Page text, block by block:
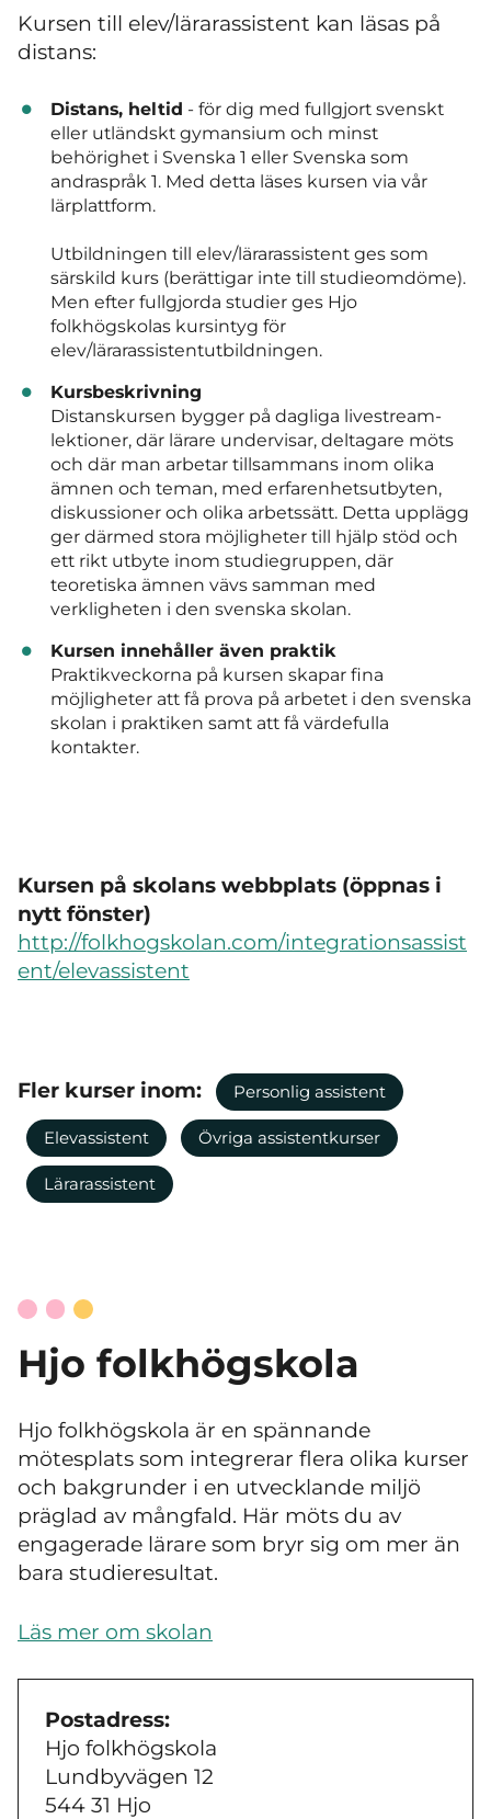
Kursen till elev/lärarassistent kan läsas på
distans:
Distans, heltid - för dig med fullgjort svenskt
eller utländskt gymansium och minst
behörighet i Svenska 1 eller Svenska som
andraspråk 1. Med detta läses kursen via vår
lärplattform.
Utbildningen till elev/lärarassistent ges som
särskild kurs (berättigar inte till studieomdöme).
Men efter fullgjorda studier ges Hjo
folkhögskolas kursintyg för
elev/lärarassistentutbildningen.
Kursbeskrivning
Distanskursen bygger på dagliga livestream-
lektioner, där lärare undervisar, deltagare möts
och där man arbetar tillsammans inom olika
ämnen och teman, med erfarenhetsutbyten,
diskussioner och olika arbetssätt. Detta upplägg
ger därmed stora möjligheter till hjälp stöd och
ett rikt utbyte inom studiegruppen, där
teoretiska ämnen vävs samman med
verkligheten i den svenska skolan.
Kursen innehåller även praktik
Praktikveckorna på kursen skapar fina
möjligheter att få prova på arbetet i den svenska
skolan i praktiken samt att få värdefulla
kontakter.
Kursen på skolans webbplats (öppnas i
nytt fönster)
http://folkhogskolan.com/integrationsassist
ent/elevassistent
Fler kurser inom: Personlig assistent
Elevassistent Övriga assistentkurser
Lärarassistent
Hjo folkhögskola
Hjo folkhögskola är en spännande
mötesplats som integrerar flera olika kurser
och bakgrunder i en utvecklande miljö
präglad av mångfald. Här möts du av
engagerade lärare som bryr sig om mer än
bara studieresultat.
Läs mer om skolan
Postadress:
Hjo folkhögskola
Lundbyvägen 12
544 31 Hjo